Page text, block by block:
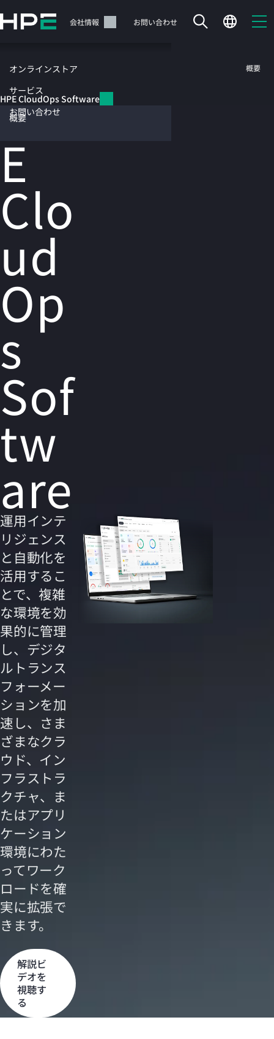
イ
ン
プ
す
る
サポート 会社情報 お問い合わせ
オンラインストア
サービス
お問い合わせ
HPEストアで商品を検索、構成、注文できます。
HPE CloudOps Software 概要
概要
HPE CloudOps Software
HP
E
Clo
ud
Op
s
Sof
tw
are
運用インテ
リジェンス
と自動化を
活用するこ
とで、複雑
な環境を効
果的に管理
し、デジタ
ルトランス
フォーメー
ションを加
速し、さま
ざまなクラ
ウド、イン
フラストラ
クチャ、ま
たはアプリ
ケーション
環境にわた
ってワーク
ロードを確
実に拡張で
きます。
解説ビ
デオを
視聴す
る